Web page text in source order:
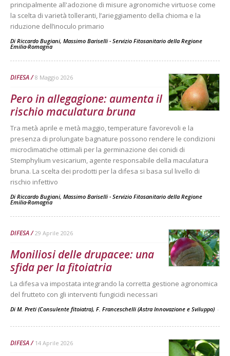
principalmente all'adozione di misure agronomiche virtuose come
la scelta di varietà tolleranti, l’arieggiamento della chioma e la
riduzione dell’inoculo primario
Di Riccardo Bugiani, Massimo Bariselli - Servizio Fitosanitario della Regione
Emilia-Romagna
DIFESA 8 Maggio 2026
Pero in allegagione: aumenta il
rischio maculatura bruna
Tra metà aprile e metà maggio, temperature favorevoli e la
presenza di prolungate bagnature possono rendere le condizioni
microclimatiche ottimali per la germinazione dei conidi di
Stemphylium vesicarium, agente responsabile della maculatura
bruna. La scelta dei prodotti per la difesa si basa sul livello di
rischio infettivo
Di Riccardo Bugiani, Massimo Bariselli - Servizio Fitosanitario della Regione
Emilia-Romagna
DIFESA 29 Aprile 2026
Moniliosi delle drupacee: una
sfida per la fitoiatria
La difesa va impostata integrando la corretta gestione agronomica
del frutteto con gli interventi fungicidi necessari
Di M. Preti (Consulente fitoiatra), F. Franceschelli (Astra Innovazione e Sviluppo) -
DIFESA 14 Aprile 2026